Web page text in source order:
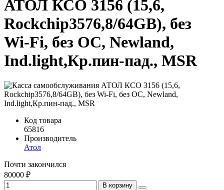
АТОЛ КСО 3156 (15,6,
Rockchip3576,8/64GB), без
Wi-Fi, без ОС, Newland,
Ind.light,Кр.пин-пад., MSR
Код товара
65816
Производитель
Атол
Почти закончился
80000 ₽
В корзину